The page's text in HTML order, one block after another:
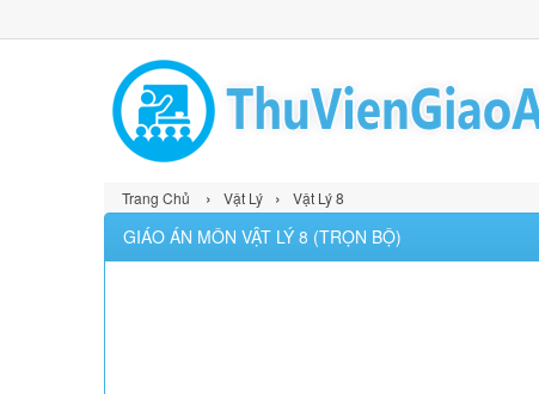
Trang Chủ › Vật Lý › Vật Lý 8
GIÁO ÁN MÔN VẬT LÝ 8 (TRỌN BỘ)